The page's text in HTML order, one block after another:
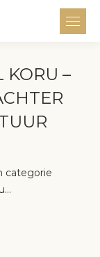
KORU –
categorie